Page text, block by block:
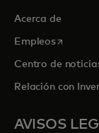
Acerca de
Empleosse abre
Centro de
Relación con
AVISOS